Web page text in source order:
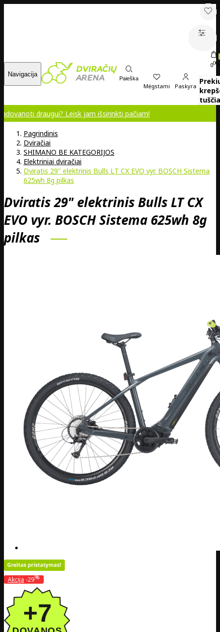
Navigacija
Paieška
Mėgstami Paskyra
000
Leisk jam išsirinkti pačiam!
Pagrindinis
Dviračiai
SHIMANO BE KATEGORIJOS
Elektriniai dviračiai
Dviratis 29" elektrinis Bulls LT CX EVO vyr. BOSCH Sistema
625wh 8g pilkas
Dviratis 29" elektrinis Bulls LT CX
EVO vyr. BOSCH Sistema 625wh 8g
pilkas
Akcija -29%